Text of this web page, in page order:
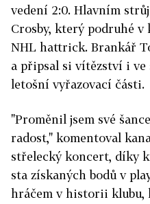
vedení 2:0. Hlavním
Crosby, který podruhé
NHL hattrick. Brankář
a připsal si vítězství i
letošní vyřazovací části.
"Proměnil jsem své
radost," komentoval
střelecký koncert, díky
sta získaných bodů v
hráčem v historii